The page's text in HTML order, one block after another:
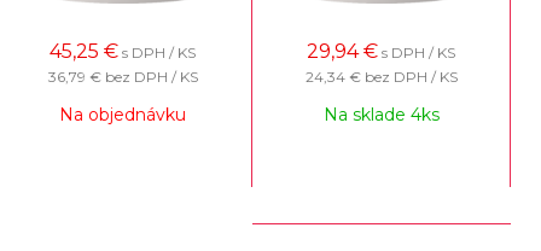
45,25 € s DPH / KS
36,79 € bez DPH / KS
Na objednávku
29,94 € s DPH / KS
24,34 € bez DPH / KS
Na sklade 4ks